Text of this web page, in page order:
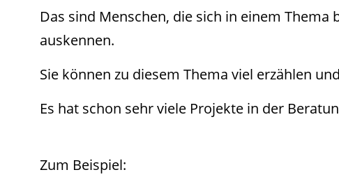
Das sind Menschen, die sich in einem Thema
auskennen.
Sie können zu diesem Thema viel erzählen
Es hat schon sehr viele Projekte in der
Zum Beispiel: